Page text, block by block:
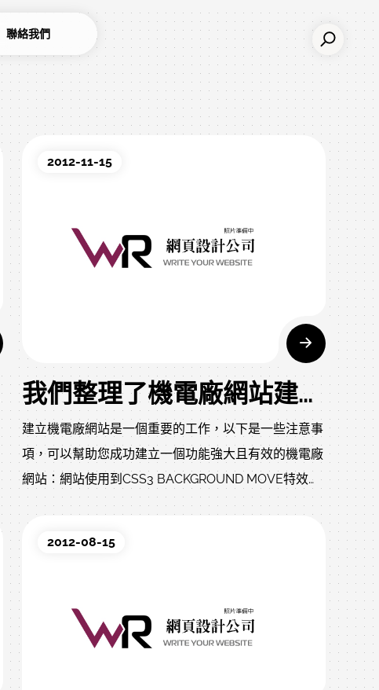
聯絡我們
2012-11-15
我們整理了機電廠網站建置注意事項
建立機電廠網站是一個重要的工作，以下是一些注意事
項，可以幫助您成功建立一個功能強大且有效的機電廠
網站：網站使用到CSS3 BACKGROUND MOVE特效，
與jQuery nc vision block productbanner plugin，所
2012-08-15